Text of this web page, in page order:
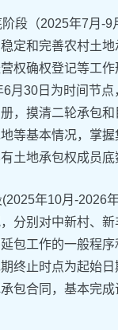
段（2025年7月-9
定和完善农村土
权确权登记等工
月30日为时间节点
，摸清二轮承包
等基本情况，掌
土地承包权成员底
年10月-2026
分别对中新村、
包工作的一般程序
终止时点为起始
包合同，基本完成